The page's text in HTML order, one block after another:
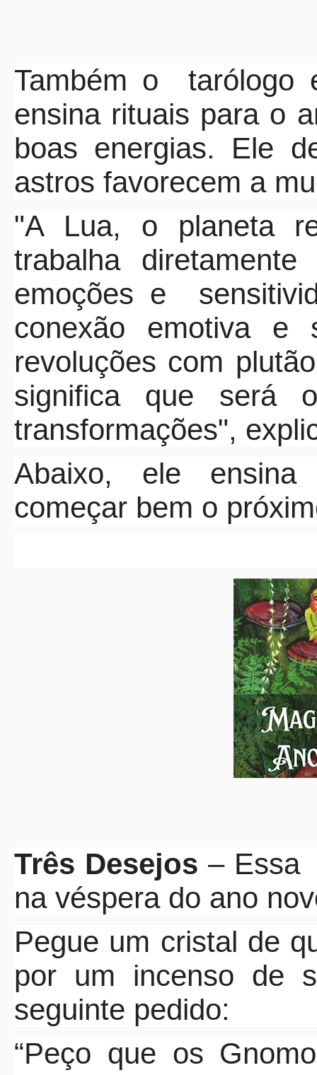
Também o
tarólogo
ensina rituais para o
boas energias. Ele
astros favorecem a
"A Lua, o planeta
trabalha
emoções e
conexão emotiva e
revoluções com
significa que será o
transformações",
Abaixo, ele ensina
começar bem o
Três Desejos – Essa
na véspera do ano
Pegue um cristal de
por um incenso de
seguinte pedido:
“Peço que os